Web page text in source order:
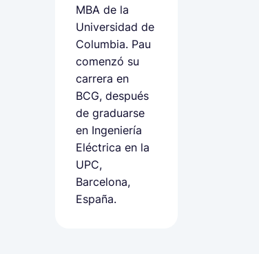
MBA de la
Universidad de
Columbia. Pau
comenzó su
carrera en
BCG, después
de graduarse
en Ingeniería
Eléctrica en la
UPC,
Barcelona,
España.